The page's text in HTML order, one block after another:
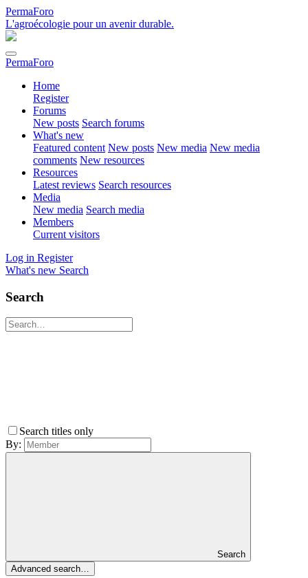
PermaForo
L'agroécologie pour un avenir durable.
PermaForo
Home
Register
Forums
New posts Search forums
What's new
Featured content New posts New media New media
comments New resources
Resources
Latest reviews Search resources
Media
New media Search media
Members
Current visitors
Log in Register
What's new Search
Search
Search titles only
By:
Search
Advanced search…